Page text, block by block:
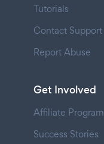
Tutorials
Contact Support
Report Abuse
Get Involved
Affiliate Program
Success Stories